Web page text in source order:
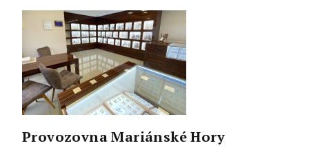
Provozovna Mariánské Hory